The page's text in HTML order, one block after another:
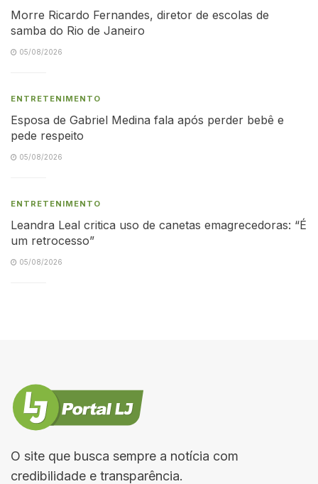
Morre Ricardo Fernandes, diretor de escolas de
samba do Rio de Janeiro
05/08/2026
ENTRETENIMENTO
Esposa de Gabriel Medina fala após perder bebê e
pede respeito
05/08/2026
ENTRETENIMENTO
Leandra Leal critica uso de canetas emagrecedoras: “É
um retrocesso”
05/08/2026
O site que busca sempre a notícia com
credibilidade e transparência.